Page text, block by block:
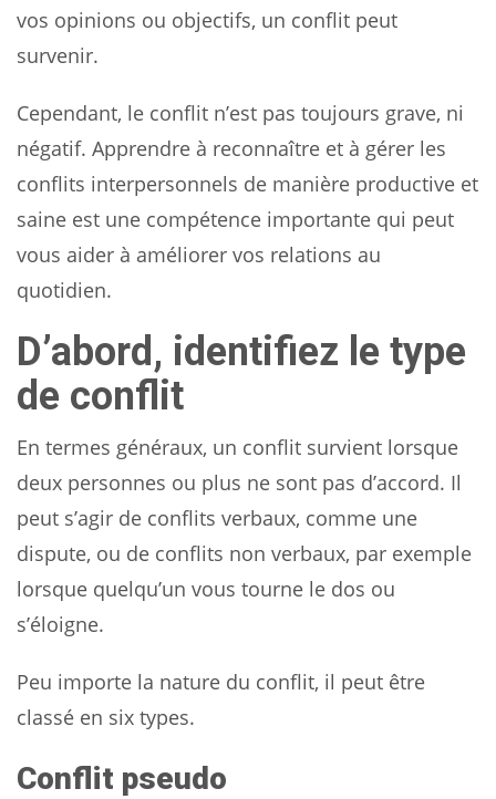
vos opinions ou objectifs, un conflit peut
survenir.
Cependant, le conflit n’est pas toujours grave, ni
négatif. Apprendre à reconnaître et à gérer les
conflits interpersonnels de manière productive et
saine est une compétence importante qui peut
vous aider à améliorer vos relations au
quotidien.
D’abord, identifiez le type
de conflit
En termes généraux, un conflit survient lorsque
deux personnes ou plus ne sont pas d’accord. Il
peut s’agir de conflits verbaux, comme une
dispute, ou de conflits non verbaux, par exemple
lorsque quelqu’un vous tourne le dos ou
s’éloigne.
Peu importe la nature du conflit, il peut être
classé en six types.
Conflit pseudo